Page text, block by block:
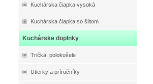
Kuchárska čiapka vysoká
Kuchárska čiapka so šiltom
Kuchárske doplnky
Tričká, polokošele
Utierky a príručníky